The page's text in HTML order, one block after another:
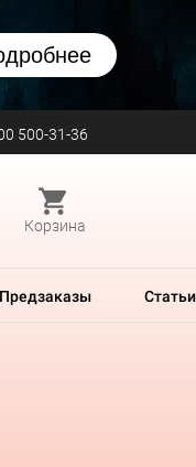
500-31-36
Корзина
Предзаказы Статьи